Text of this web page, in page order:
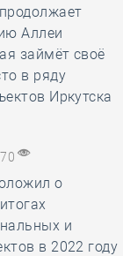
Аллеи
займёт своё
в ряду
Иркутска
о
и
в 2022 году